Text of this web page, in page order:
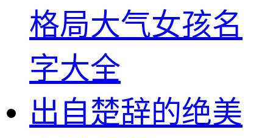
格局大气女孩名
字大全
出自楚辞的绝美